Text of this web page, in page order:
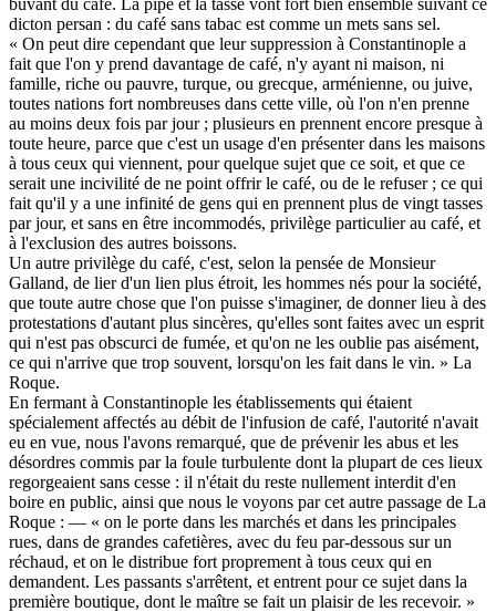
dicton persan : du café sans tabac est comme un mets sans sel.
« On peut dire cependant que leur suppression à Constantinople a
fait que l'on y prend davantage de café, n'y ayant ni maison, ni
famille, riche ou pauvre, turque, ou grecque, arménienne, ou juive,
toutes nations fort nombreuses dans cette ville, où l'on n'en prenne
au moins deux fois par jour ; plusieurs en prennent encore presque à
toute heure, parce que c'est un usage d'en présenter dans les maisons
à tous ceux qui viennent, pour quelque sujet que ce soit, et que ce
serait une incivilité de ne point offrir le café, ou de le refuser ; ce qui
fait qu'il y a une infinité de gens qui en prennent plus de vingt tasses
par jour, et sans en être incommodés, privilège particulier au café, et
à l'exclusion des autres boissons.
Un autre privilège du café, c'est, selon la pensée de Monsieur
Galland, de lier d'un lien plus étroit, les hommes nés pour la société,
que toute autre chose que l'on puisse s'imaginer, de donner lieu à des
protestations d'autant plus sincères, qu'elles sont faites avec un esprit
qui n'est pas obscurci de fumée, et qu'on ne les oublie pas aisément,
ce qui n'arrive que trop souvent, lorsqu'on les fait dans le vin. » La
Roque.
En fermant à Constantinople les établissements qui étaient
spécialement affectés au débit de l'infusion de café, l'autorité n'avait
eu en vue, nous l'avons remarqué, que de prévenir les abus et les
désordres commis par la foule turbulente dont la plupart de ces lieux
regorgeaient sans cesse : il n'était du reste nullement interdit d'en
boire en public, ainsi que nous le voyons par cet autre passage de La
Roque : — « on le porte dans les marchés et dans les principales
rues, dans de grandes cafetières, avec du feu par-dessous sur un
réchaud, et on le distribue fort proprement à tous ceux qui en
demandent. Les passants s'arrêtent, et entrent pour ce sujet dans la
première boutique, dont le maître se fait un plaisir de les recevoir. »